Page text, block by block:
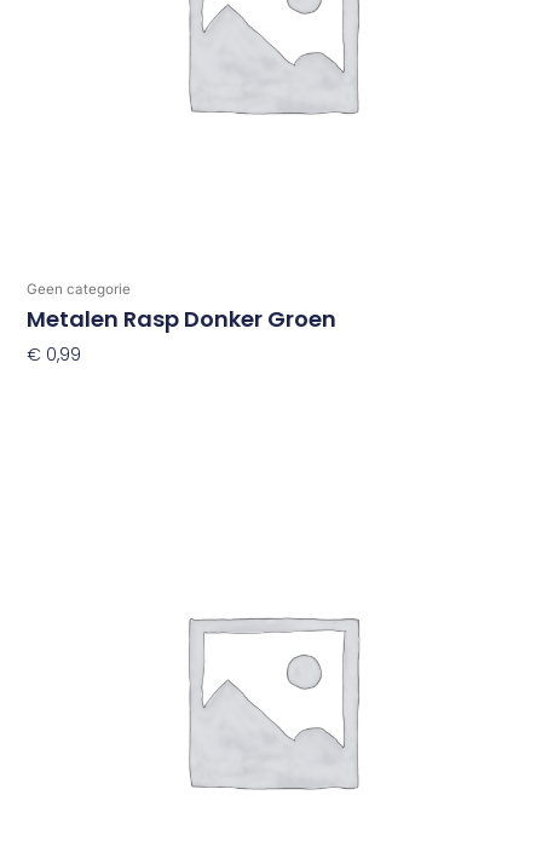
Geen categorie
Metalen Rasp Donker Groen
€ 0,99